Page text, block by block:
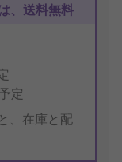
、送料無料
定
、在庫と配